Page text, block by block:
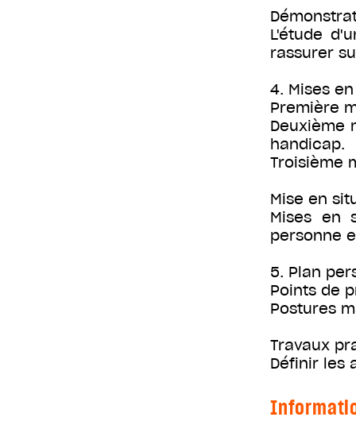
L'étude
rassurer
4. Mises
Première
Deuxième
handicap.
Troisième
Mise en
Mises en
personne
5. Plan
Points de
Postures
Travaux
Définir les